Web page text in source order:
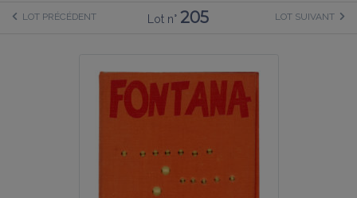
LOT PRÉCÉDENT Lot n° 205 LOT SUIVANT